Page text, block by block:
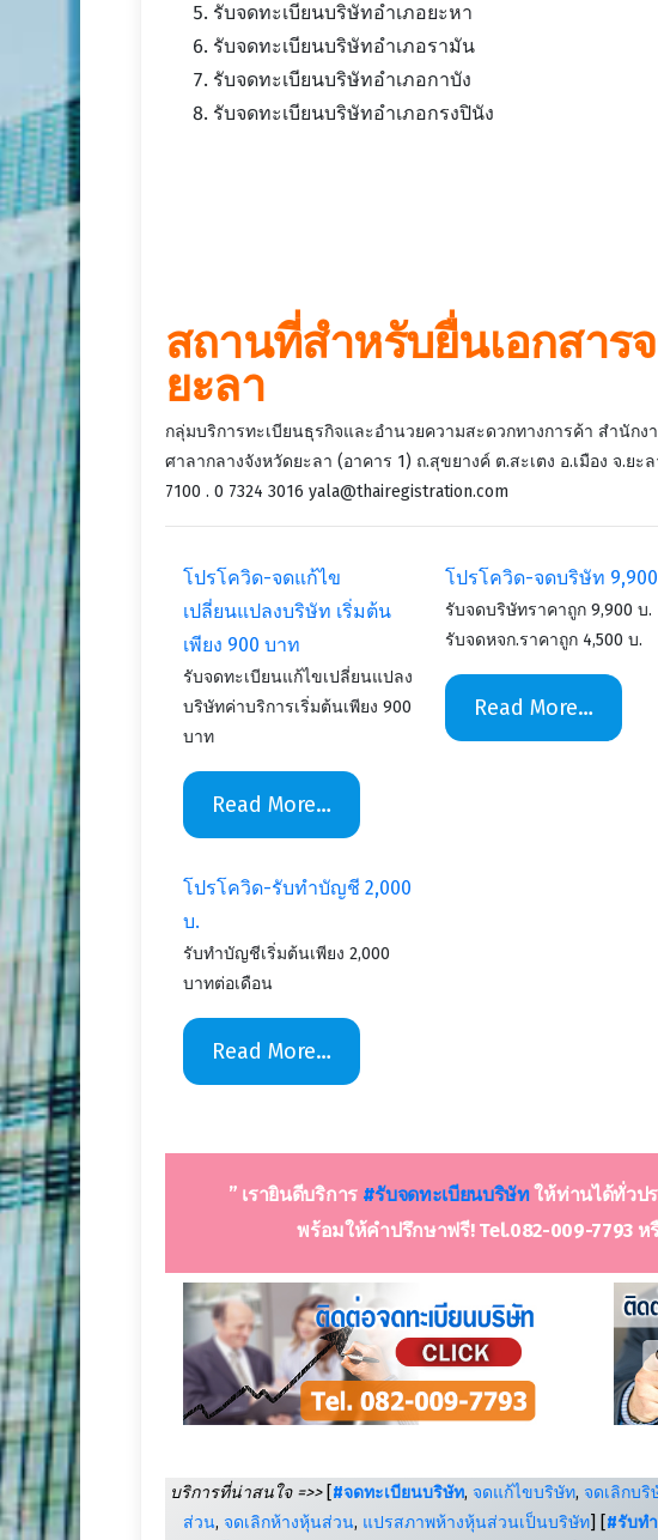
รับจดทะเบียนบริษัทอำเภอยะหา
รับจดทะเบียนบริษัทอำเภอรามัน
รับจดทะเบียนบริษัทอำเภอกาบัง
รับจดทะเบียนบริษัทอำเภอกรงปินัง
สถานที่สำหรับยื่นเอกสาร
ยะลา
กลุ่มบริการทะเบียนธุรกิจและอำนวยความสะดวกทางการค้า สำนัก
ศาลากลางจังหวัดยะลา (อาคาร 1) ถ.สุขยางค์ ต.สะเตง อ.เมือง จ.ยะ
7100 . 0 7324 3016 yala@thairegistration.com
โปรโควิด-จดแก้ไข
เปลี่ยนแปลงบริษัท เริ่มต้น
เพียง 900 บาท
รับจดทะเบียนแก้ไขเปลี่ยนแปลง
บริษัทค่าบริการเริ่มต้นเพียง 900
บาท
Read More…
โปรโควิด-จดบริษัท
รับจดบริษัทราคาถูก 9,900 บ. |
รับจดหจก.ราคาถูก 4,500 บ.
Read More…
โปรโควิด-รับทำบัญชี 2,000
บ.
รับทำบัญชีเริ่มต้นเพียง 2,000
บาทต่อเดือน
Read More…
” เรายินดีบริการ #รับจดทะเบียนบริษัทให้ท่านได้ทั่วป
พร้อมให้คำปรึกษาฟรี! Tel.082-009-7793 ห
บริการที่น่าสนใจ =>>[#จดทะเบียนบริษัท, จดแก้ไขบริษัท, จดเลิกบริ
ส่วน, จดเลิกห้างหุ้นส่วน, แปรสภาพห้างหุ้นส่วนเป็นบริษัท] [#รับท